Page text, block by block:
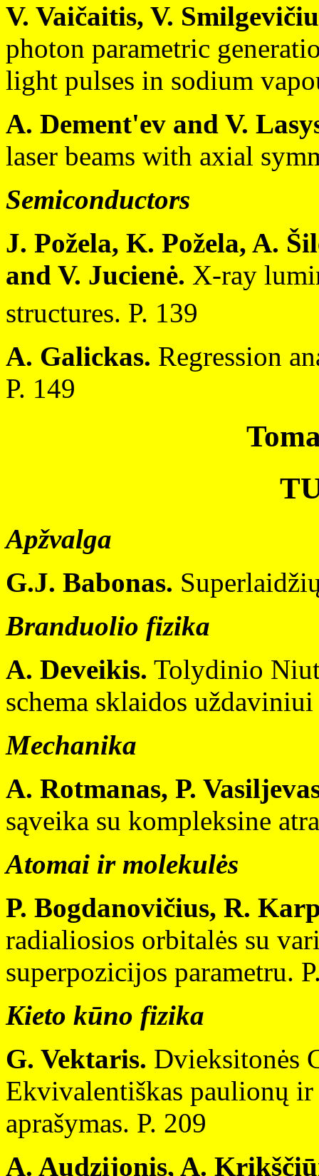
V. Vaičaitis, V.
photon parametric
light pulses in sodium
A. Dement'ev and V.
laser beams with axial
Semiconductors
J. Požela, K. Požela, A.
and V. Jucienė. X-ray
structures. P. 139
A. Galickas. Regression
P. 149
Apžvalga
G.J. Babonas.
Branduolio fizika
A. Deveikis. Tolydinio
schema sklaidos
Mechanika
A. Rotmanas, P.
sąveika su kompleksine
Atomai ir molekulės
P. Bogdanovičius, R.
radialiosios orbitalės su
superpozicijos parametru.
Kieto kūno fizika
G. Vektaris. Dvieksitonės
Ekvivalentiškas paulionų
aprašymas. P. 209
A. Audzijonis, A.